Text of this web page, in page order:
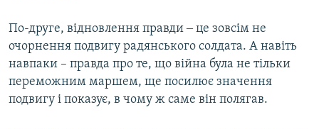
По-друге, відновлення правди ‒ це зовсім не
очорнення подвигу радянського солдата. А навіть
навпаки – правда про те, що війна була не тільки
переможним маршем, ще посилює значення
подвигу і показує, в чому ж саме він полягав.